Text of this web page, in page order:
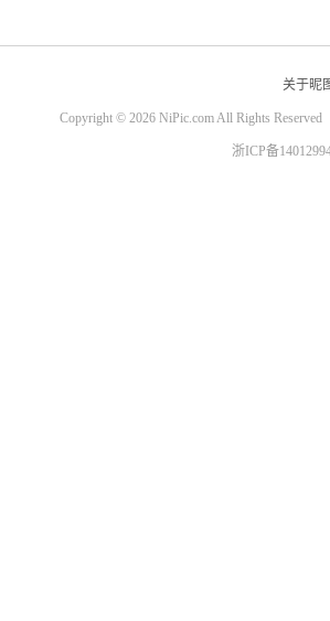
关于昵
Copyright © 2026 NiPic.com All Rights Reserved
浙ICP备